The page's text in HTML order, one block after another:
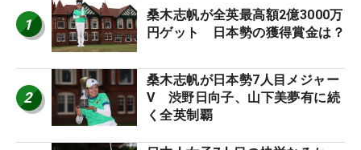
1
桑木志帆が全英最高額2億3000万
円ゲット 日本勢の獲得賞金は？
2
桑木志帆が日本勢7人目メジャー
V 渋野日向子、山下美夢有に続
く全英制覇